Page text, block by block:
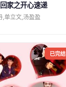
回家之开心速递
,单立文,汤盈盈
已完结